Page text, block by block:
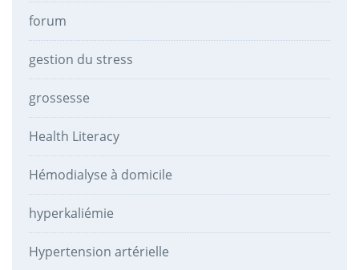
forum
gestion du stress
grossesse
Health Literacy
Hémodialyse à domicile
hyperkaliémie
Hypertension artérielle